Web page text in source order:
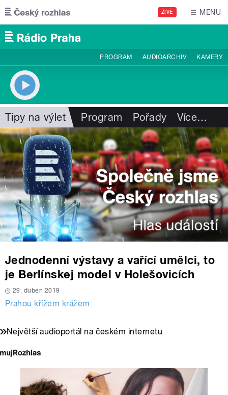
Přejít k hlavnímu obsahu
ŽIVĚ MENU
PROGRAM AUDIOARCHIV KAMERY
Tipy na výlet Program Pořady Více…
Jednodenní výstavy a vařící umělci, to
je Berlínskej model v Holešovicích
29. duben 2019
Prahou křížem krážem
Největší audioportál na českém internetu